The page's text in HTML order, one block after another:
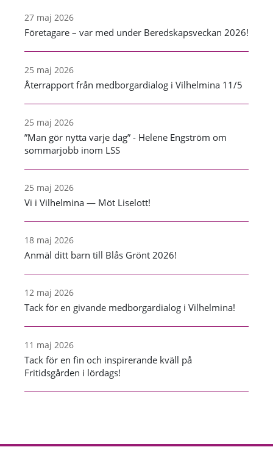
27 maj 2026
Företagare – var med under Beredskapsveckan 2026!
25 maj 2026
Återrapport från medborgardialog i Vilhelmina 11/5
25 maj 2026
”Man gör nytta varje dag” - Helene Engström om
sommarjobb inom LSS
25 maj 2026
Vi i Vilhelmina — Möt Liselott!
18 maj 2026
Anmäl ditt barn till Blås Grönt 2026!
12 maj 2026
Tack för en givande medborgardialog i Vilhelmina!
11 maj 2026
Tack för en fin och inspirerande kväll på
Fritidsgården i lördags!